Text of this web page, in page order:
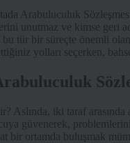
Arabuluculuk
unutmaz ve kimse geri
tür bir süreçte önemli
yolları seçerken,
Aslında, iki taraf
güvenerek,
bir ortamda buluşmak